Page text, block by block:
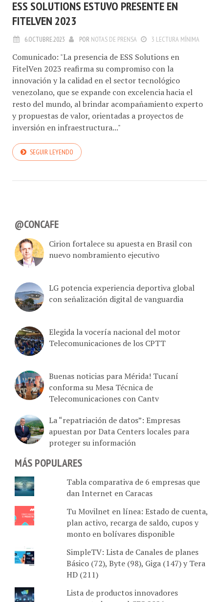
ESS SOLUTIONS ESTUVO PRESENTE EN
FITELVEN 2023
6.OCTUBRE.2023 POR NOTAS DE PRENSA 3 LECTURA MÍNIMA
Comunicado: "La presencia de ESS Solutions en
FitelVen 2023 reafirma su compromiso con la
innovación y la calidad en el sector tecnológico
venezolano, que se expande con excelencia hacia el
resto del mundo, al brindar acompañamiento experto
y propuestas de valor, orientadas a proyectos de
inversión en infraestructura..."
SEGUIR LEYENDO
@CONCAFE
Cirion fortalece su apuesta en Brasil con
nuevo nombramiento ejecutivo
LG potencia experiencia deportiva global
con señalización digital de vanguardia
Elegida la vocería nacional del motor
Telecomunicaciones de los CPTT
Buenas noticias para Mérida! Tucaní
conforma su Mesa Técnica de
Telecomunicaciones con Cantv
La “repatriación de datos”: Empresas
apuestan por Data Centers locales para
proteger su información
MÁS POPULARES
Tabla comparativa de 6 empresas que
dan Internet en Caracas
Tu Movilnet en línea: Estado de cuenta,
plan activo, recarga de saldo, cupos y
monto en bolívares disponible
SimpleTV: Lista de Canales de planes
Básico (72), Byte (98), Giga (147) y Tera
HD (211)
Lista de productos innovadores